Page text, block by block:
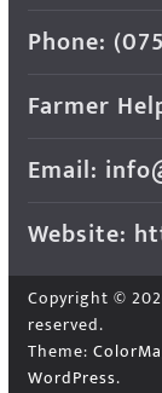
Phone:
Farmer
Email:
Website:
Copyright ©
reserved.
Theme:
WordPress.